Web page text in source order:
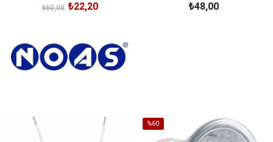
₺22,20
₺60,00 ₺48,00
%60